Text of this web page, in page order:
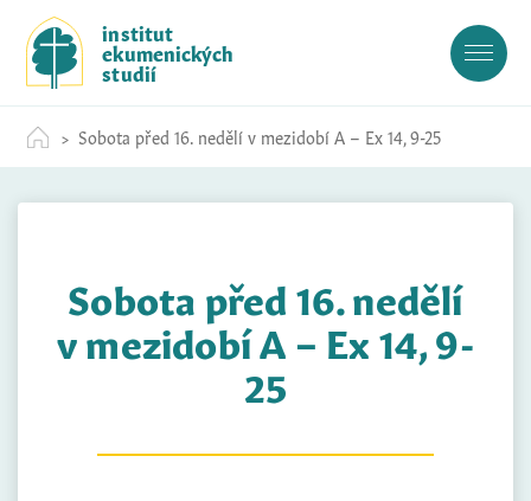
c
institut
ekumenických
studií
Sobota před 16. nedělí v mezidobí A – Ex 14, 9-25
Sobota před 16. nedělí
v mezidobí A – Ex 14, 9-
25